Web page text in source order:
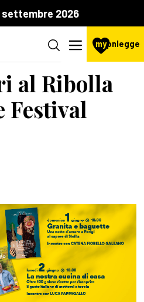
settembre 2026
mypnlegge
al Ribolla
Festival